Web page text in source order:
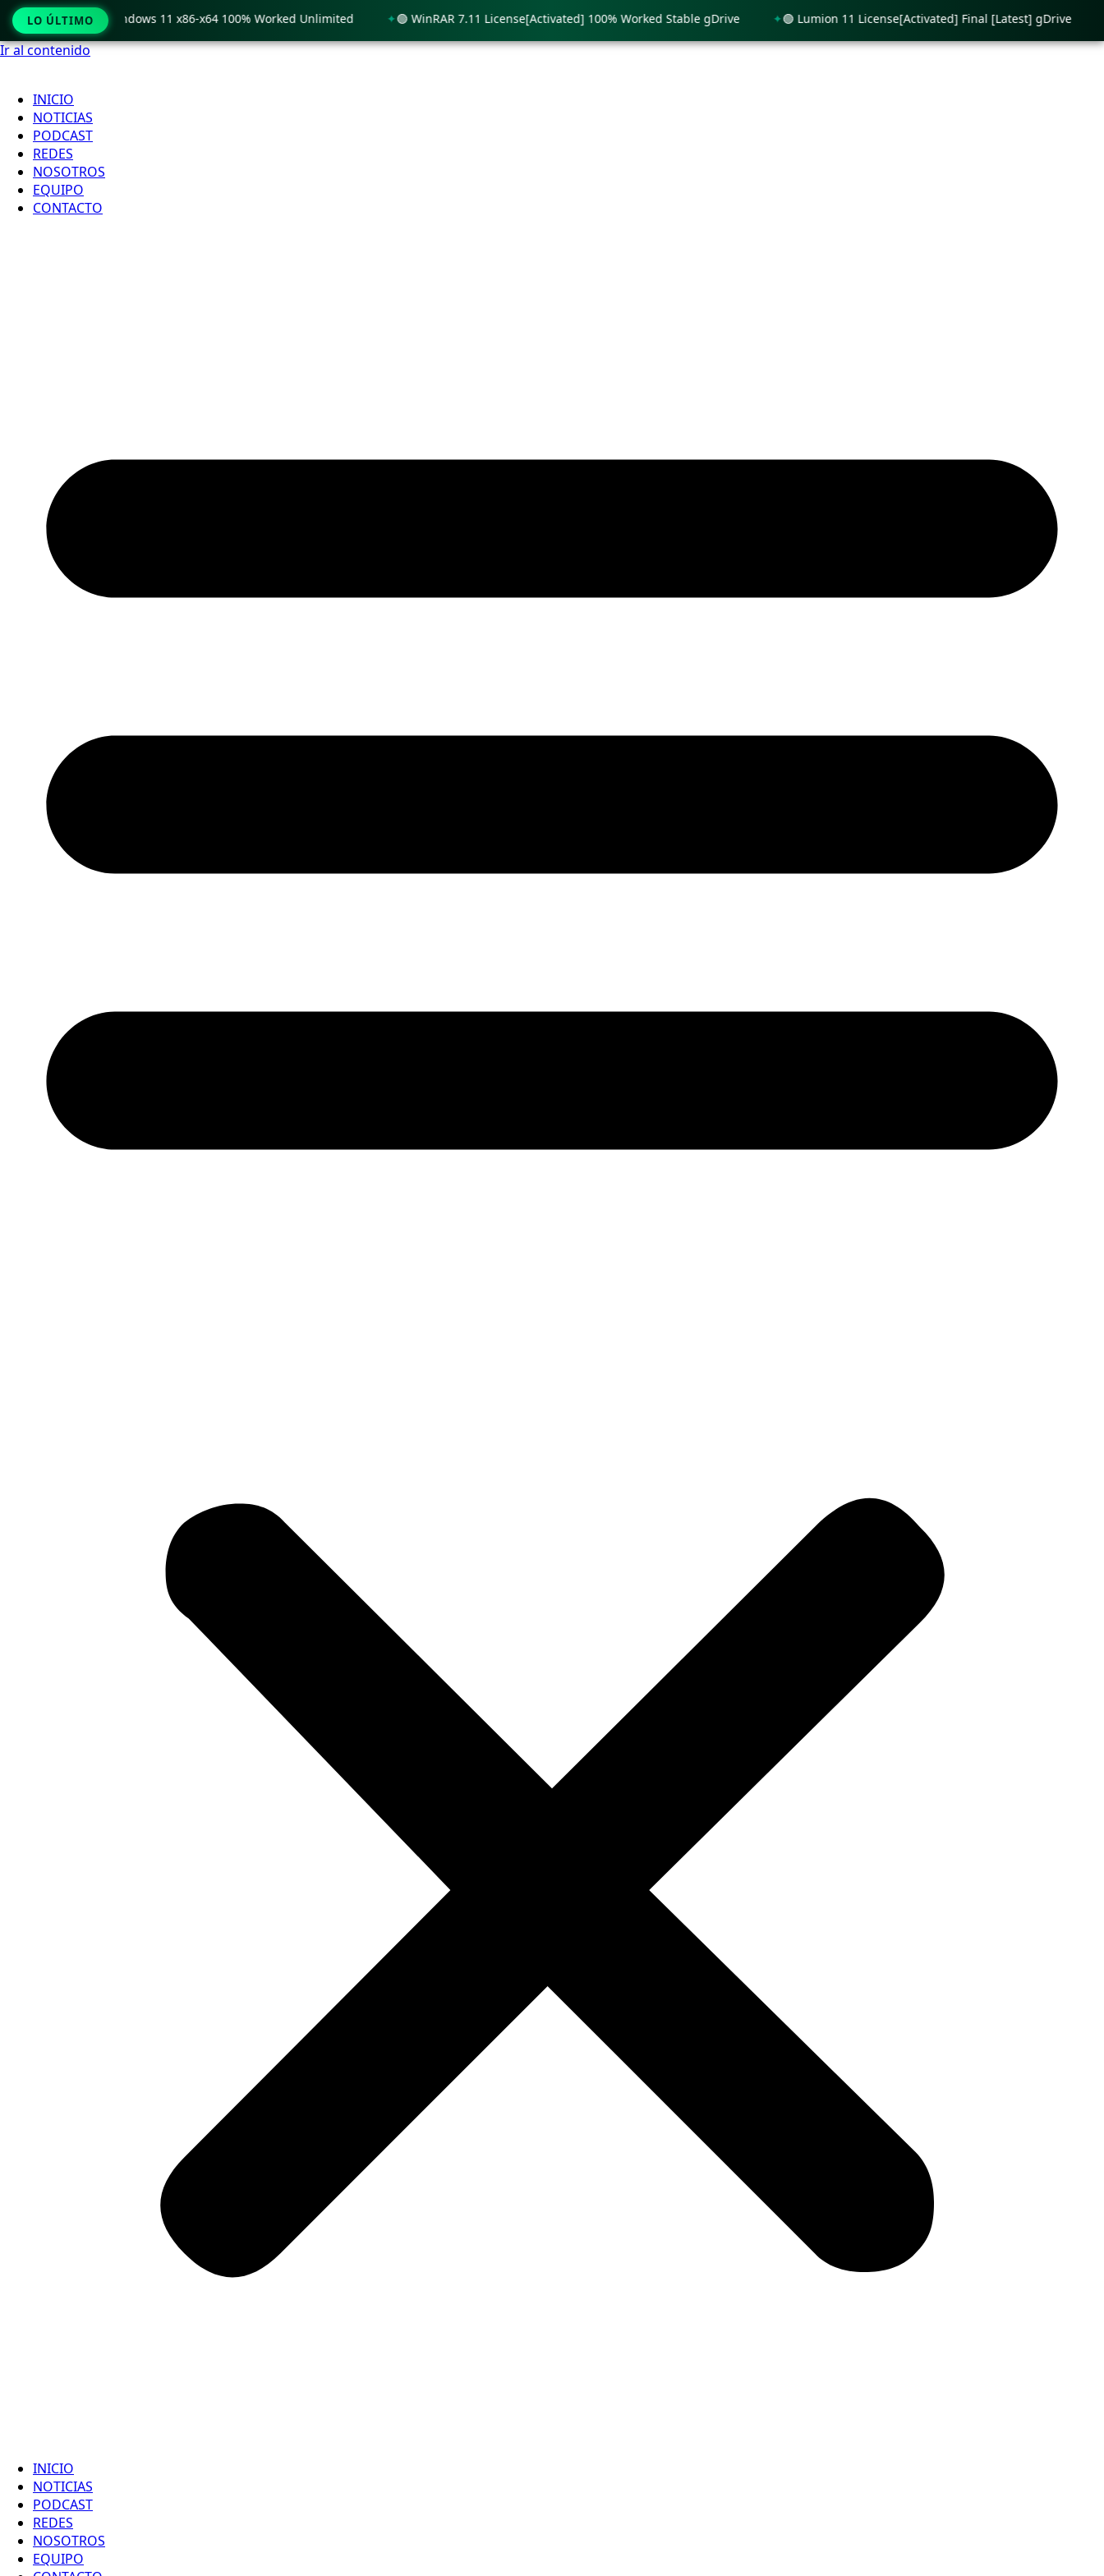
Ir al contenido
INICIO
NOTICIAS
PODCAST
REDES
NOSOTROS
EQUIPO
CONTACTO
INICIO
NOTICIAS
PODCAST
REDES
NOSOTROS
EQUIPO
LO ÚLTIMO
Crack only Windows 11 x86-x64 100% Worked Unlimited 🟢 WinRAR 7.11 License[Activated] 100% Worked Stable gDrive 🟢 Lumion 11 License[Activated] Final [Latest] gDrive